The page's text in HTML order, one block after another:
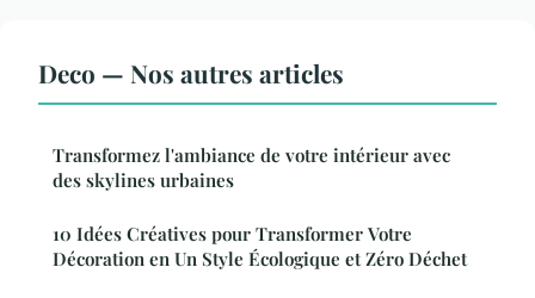
Deco — Nos autres articles
Transformez l'ambiance de votre intérieur avec
des skylines urbaines
10 Idées Créatives pour Transformer Votre
Décoration en Un Style Écologique et Zéro Déchet